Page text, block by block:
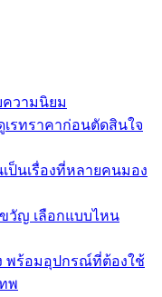
ความนิยม
รทราคาก่อนตัดสินใจ
ป็นเรื่องที่หลายคนมอง
ขวัญ เลือกแบบไหน
พร้อมอุปกรณ์ที่ต้องใช้
พ